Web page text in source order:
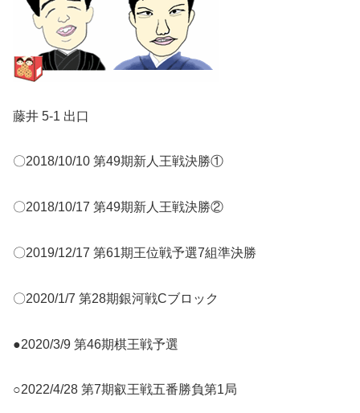
藤井 5-1 出口
〇2018/10/10 第49期新人王戦決勝①
〇2018/10/17 第49期新人王戦決勝②
〇2019/12/17 第61期王位戦予選7組準決勝
〇2020/1/7 第28期銀河戦Cブロック
●2020/3/9 第46期棋王戦予選
○2022/4/28 第7期叡王戦五番勝負第1局